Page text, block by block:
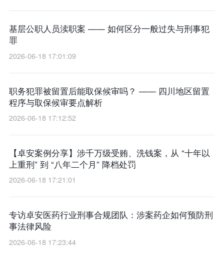
基层公职人员渎职案 —— 如何区分一般过失与刑事犯
罪
2026-06-18 17:01:09
职务犯罪被留置后能取保候审吗？ —— 四川地区留置
程序与取保候审要点解析
2026-06-18 17:12:52
【卓安案例分享】涉千万级受贿、洗钱案，从 “十年以
上重刑” 到 “八年二个月” 降档处罚
2026-06-18 17:21:01
专访卓安医药行业刑事合规团队：涉案药企如何预防刑
事法律风险
2026-06-18 17:23:44